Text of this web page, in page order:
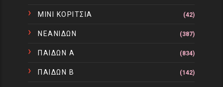
ΜΙΝΙ ΚΟΡΙΤΣΙΑ (42)
ΝΕΑΝΙΔΩΝ (387)
ΠΑΙΔΩΝ Α (834)
ΠΑΙΔΩΝ Β (142)